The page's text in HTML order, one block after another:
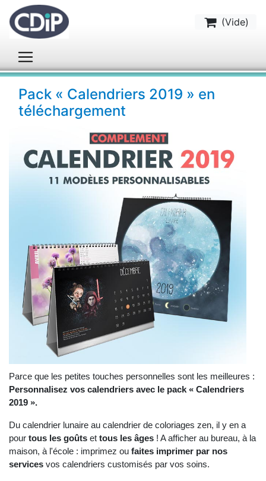
(Vide)
Pack « Calendriers 2019 » en
téléchargement
Parce que les petites touches personnelles sont les meilleures :
Personnalisez vos calendriers avec le pack « Calendriers
2019 ».
Du calendrier lunaire au calendrier de coloriages zen, il y en a
pour tous les goûts et tous les âges ! A afficher au bureau, à la
maison, à l'école : imprimez ou faites imprimer par nos
services vos calendriers customisés par vos soins.